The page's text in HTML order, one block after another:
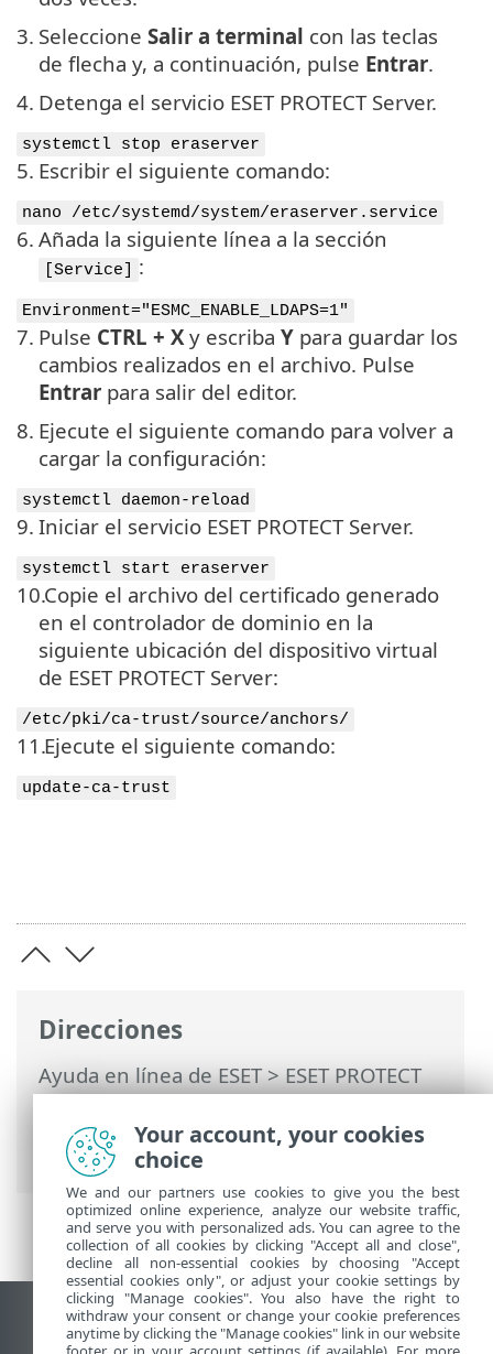
Direcciones
Ayuda en línea de ESET>ESET PROTECT
On-Prem>Preguntas frecuentes>
Configurar la conexión LDAPS con un
dominio
3. Seleccione Salir a terminal con las teclas
de flecha y, a continuación, pulse Entrar.
4. Detenga el servicio ESET PROTECT Server.
systemctl stop eraserver
5. Escribir el siguiente comando:
nano /etc/systemd/system/eraserver.service
6. Añada la siguiente línea a la sección
[Service] :
Environment="ESMC_ENABLE_LDAPS=1"
7. Pulse CTRL + X y escriba Y para guardar los
cambios realizados en el archivo. Pulse
Entrar para salir del editor.
8. Ejecute el siguiente comando para volver a
cargar la configuración:
systemctl daemon-reload
9. Iniciar el servicio ESET PROTECT Server.
systemctl start eraserver
10.Copie el archivo del certificado generado
en el controlador de dominio en la
siguiente ubicación del dispositivo virtual
de ESET PROTECT Server:
/etc/pki/ca-trust/source/anchors/
11.Ejecute el siguiente comando:
update-ca-trust
Ver sitio para ordenador
Your account, your cookies
choice
We and our partners use cookies to give you the best
optimized online experience, analyze our website traffic,
and serve you with personalized ads. You can agree to the
collection of all cookies by clicking "Accept all and close",
decline all non-essential cookies by choosing "Accept
essential cookies only", or adjust your cookie settings by
clicking "Manage cookies". You also have the right to
withdraw your consent or change your cookie preferences
anytime by clicking the "Manage cookies" link in our website